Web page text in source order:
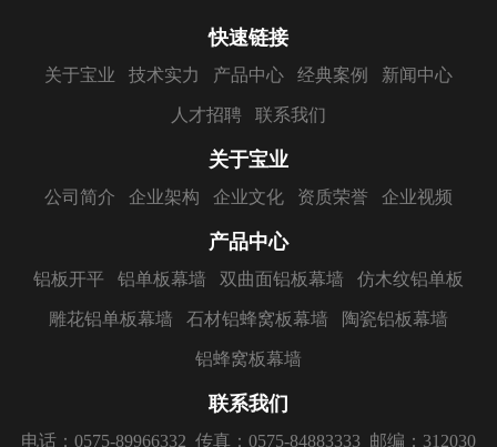
快速链接
关于宝业 技术实力 产品中心 经典案例 新闻中心
人才招聘 联系我们
关于宝业
公司简介 企业架构 企业文化 资质荣誉 企业视频
产品中心
铝板开平 铝单板幕墙 双曲面铝板幕墙 仿木纹铝单板
雕花铝单板幕墙 石材铝蜂窝板幕墙 陶瓷铝板幕墙
铝蜂窝板幕墙
联系我们
电话：0575-89966332 传真：0575-84883333 邮编：312030